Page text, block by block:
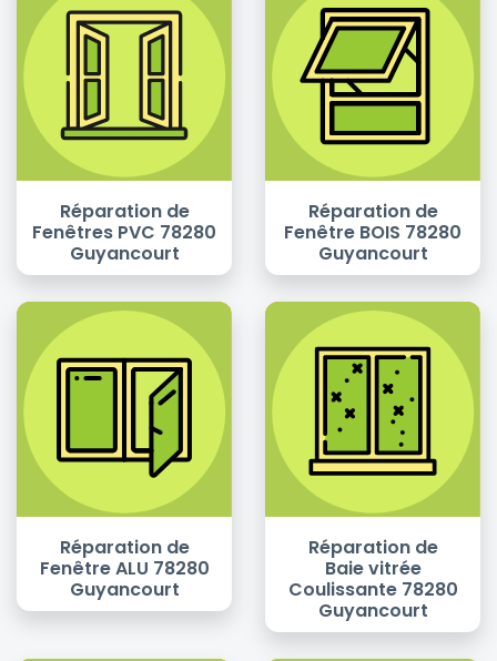
Réparation de
Fenêtres PVC 78280
Guyancourt
Réparation de
Fenêtre BOIS 78280
Guyancourt
Réparation de
Fenêtre ALU 78280
Guyancourt
Réparation de
Baie vitrée
Coulissante 78280
Guyancourt